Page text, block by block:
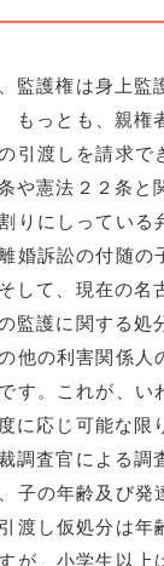
護権は身上監
っとも、親権
引渡しを請求で
や憲法２２条
りにしってい
婚訴訟の付随の
て、現在の名
護に関する処
他の利害関係人
す。これが、い
応じ可能な限
査官による調
子の年齢及び発
渡し仮処分は年
が、小学生以上